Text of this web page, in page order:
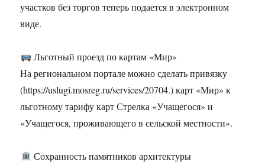
участков без торгов теперь подается в электронном
виде.
Льготный проезд по картам «Мир»
На региональном портале можно сделать привязку
(https://uslugi.mosreg.ru/services/20704.) карт «Мир» к
льготному тарифу карт Стрелка «Учащегося» и
«Учащегося, проживающего в сельской местности».
Сохранность памятников архитектуры